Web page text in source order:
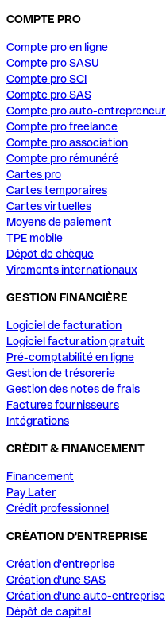
COMPTE PRO
Compte pro en ligne
Compte pro SASU
Compte pro SCI
Compte pro SAS
Compte pro auto-entrepreneur
Compte pro freelance
Compte pro association
Compte pro rémunéré
Cartes pro
Cartes temporaires
Cartes virtuelles
Moyens de paiement
TPE mobile
Dépôt de chèque
Virements internationaux
GESTION FINANCIÈRE
Logiciel de facturation
Logiciel facturation gratuit
Pré-comptabilité en ligne
Gestion de trésorerie
Gestion des notes de frais
Factures fournisseurs
Intégrations
CRÈDIT & FINANCEMENT
Financement
Pay Later
Crédit professionnel
CRÉATION D'ENTREPRISE
Création d'entreprise
Création d'une SAS
Création d'une auto-entreprise
Dépôt de capital